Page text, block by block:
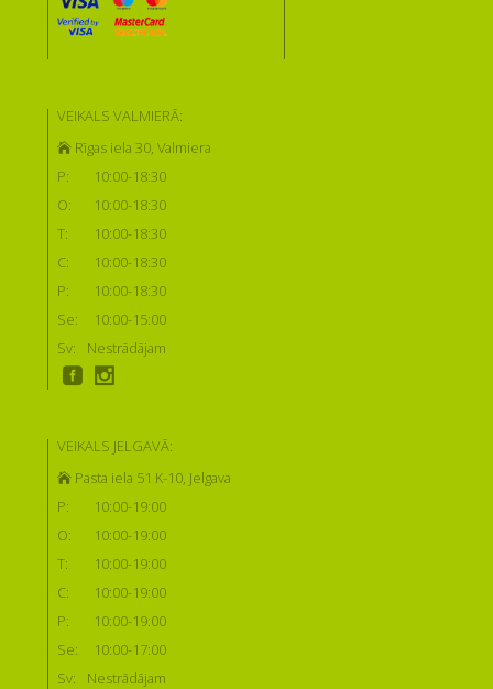
VEIKALS VALMIERĀ:
Rīgas iela 30, Valmiera
P:
10:00-18:30
O:
10:00-18:30
T:
10:00-18:30
C:
10:00-18:30
P:
10:00-18:30
Se:
10:00-15:00
Sv:
Nestrādājam
VEIKALS JELGAVĀ:
Pasta iela 51 K-10, Jelgava
P:
10:00-19:00
O:
10:00-19:00
T:
10:00-19:00
C:
10:00-19:00
P:
10:00-19:00
Se:
10:00-17:00
Sv:
Nestrādājam